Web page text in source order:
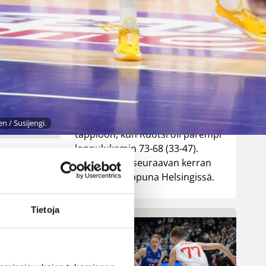
Tietoja
/ Susijengi.
parempi
Tukholmassa
Susiladies päätti Tukholmassa
pelatun kahden ottelun
mittaisen miniturnauksen
tappioon, kun Ruotsi oli parempi
loppulukemin 73-68 (33-47).
Suomi pelaa seuraavan kerran
ensi viikonloppuna Helsingissä.